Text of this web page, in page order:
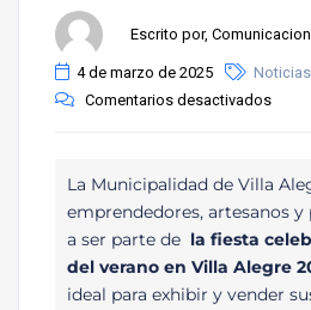
Escrito por,
4 de marzo de 2025
Noticias
Comentarios desactivados
La Municipalidad de Villa
emprendedores, artesanos y
a ser parte de la fiesta
del verano en Villa Alegre
ideal para exhibir y vender